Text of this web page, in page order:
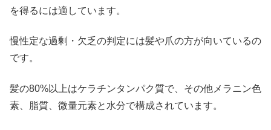
を得るには適しています。
慢性定な過剰・欠乏の判定には髪や爪の方が向いているの
です。
髪の80%以上はケラチンタンパク質で、その他メラニン色
素、脂質、微量元素と水分で構成されています。